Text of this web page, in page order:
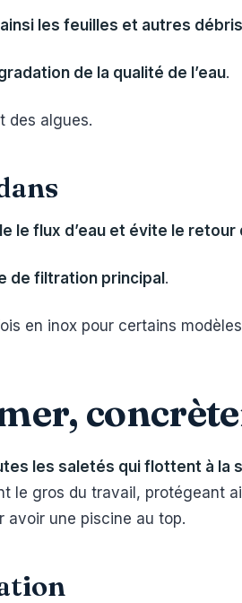
les feuilles et autres
de la qualité de l’eau.
des algues.
le flux d’eau et évite le retour
de filtration principal .
en inox pour certains
les saletés qui flottent à la
le gros du travail, protégeant
avoir une piscine au top.